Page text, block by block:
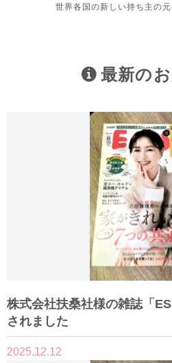
世界各国の新しい持ち主の
最新の
株式会社扶桑社様の雑誌「
されました
2025.12.12